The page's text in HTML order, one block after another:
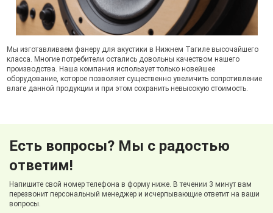
Мы изготавливаем фанеру для акустики в Нижнем Тагиле высочайшего
класса. Многие потребители остались довольны качеством нашего
производства. Наша компания использует только новейшее
оборудование, которое позволяет существенно увеличить сопротивление
влаге данной продукции и при этом сохранить невысокую стоимость.
Есть вопросы? Мы с радостью
ответим!
Напишите свой номер телефона в форму ниже. В течении 3 минут вам
перезвонит персональный менеджер и исчерпывающие ответит на ваши
вопросы.